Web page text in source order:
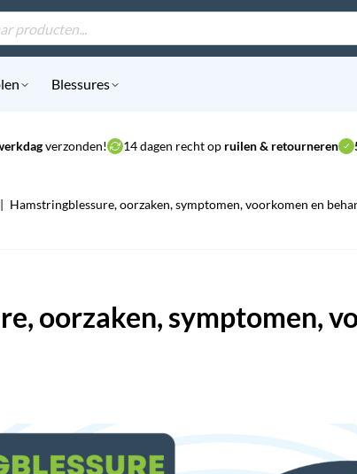
Blessures
verzonden! 14 dagen recht op ruilen & retourneren
| Hamstringblessure, oorzaken, symptomen, voorkomen en
oorzaken, symptomen,